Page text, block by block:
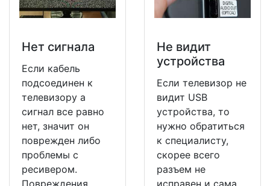
Нет сигнала
Если кабель
подсоединен к
телевизору а
сигнал все равно
нет, значит он
поврежден либо
проблемы с
ресивером.
Не видит
устройства
Если телевизор не
видит USB
устройства, то
нужно обратиться
к специалисту,
скорее всего
разъем не